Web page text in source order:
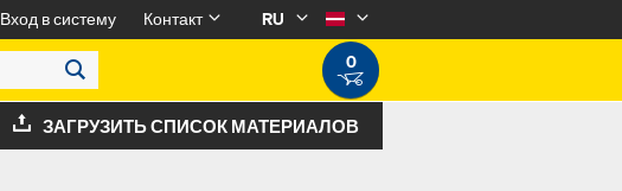
Вход в систему Контакт
RU
0
ЗАГРУЗИТЬ СПИСОК МАТЕРИАЛОВ